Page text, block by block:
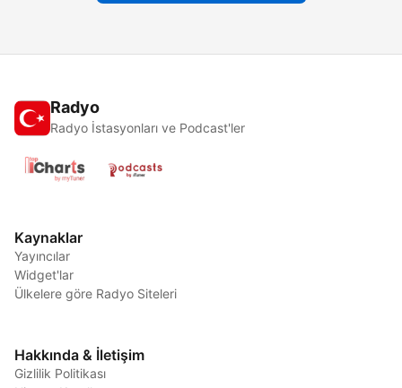
Radyo
Radyo İstasyonları ve Podcast'ler
Kaynaklar
Yayıncılar
Widget'lar
Ülkelere göre Radyo Siteleri
Hakkında & İletişim
Gizlilik Politikası